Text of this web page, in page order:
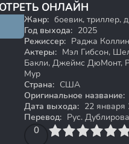
ОНЛАЙН
Жанр: боевик, триллер,
Год выхода: 2025
Режиссер: Раджа
Актеры: Мэл Гибсон,
Бакли, Джеймс ДюМонт,
Мур
Страна: США
Оригинальное название:
Дата выхода: 22 января
Перевод: Рус.
0
4 6 7 8 9 10